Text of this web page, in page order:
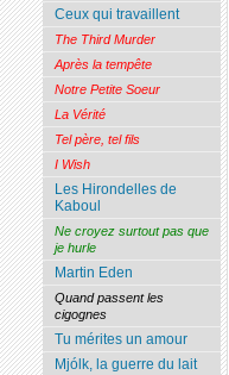
Ceux qui travaillent
The Third Murder
Après la tempête
Notre Petite Soeur
La Vérité
Tel père, tel fils
I Wish
Les Hirondelles de
Kaboul
Ne croyez surtout pas que
je hurle
Martin Eden
Quand passent les
cigognes
Tu mérites un amour
Mjólk, la guerre du lait